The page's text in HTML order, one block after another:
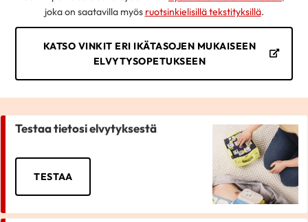
joka on saatavilla myös ruotsinkielisillä tekstityksillä.
KATSO VINKIT ERI IKÄTASOJEN MUKAISEEN
ELVYTYSOPETUKSEEN
Testaa tietosi elvytyksestä
TESTAA